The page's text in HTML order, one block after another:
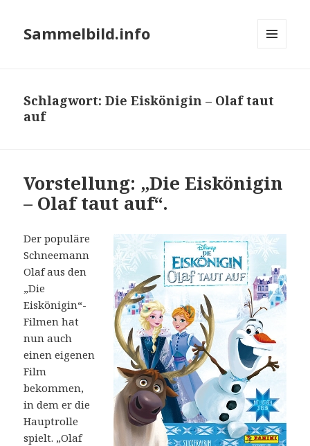
Sammelbild.info
Schlagwort:Die Eiskönigin – Olaf taut
auf
Vorstellung: „Die Eiskönigin
– Olaf taut auf“.
Der populäre
Schneemann
Olaf aus den
„Die
Eiskönigin“-
Filmen hat
nun auch
einen eigenen
Film
bekommen,
in dem er die
Hauptrolle
spielt. „Olaf